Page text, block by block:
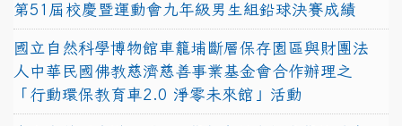
第51屆校慶暨運動會九年級男生組鉛球決賽成績
國立自然科學博物館車籠埔斷層保存園區與財團法
人中華民國佛教慈濟慈善事業基金會合作辦理之
「行動環保教育車2.0 淨零未來館」活動